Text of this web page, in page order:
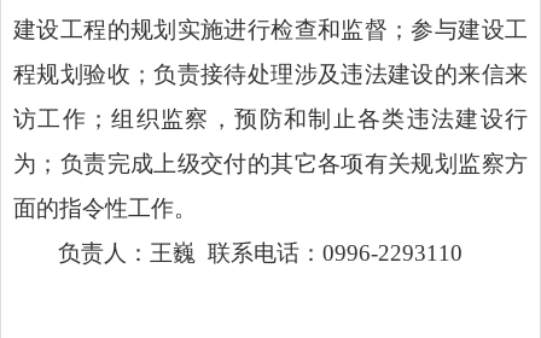
建设工程的规划实施进行检查和监督；参与建设工
程规划验收；负责接待处理涉及违法建设的来信来
访工作；组织监察 ，预防和制止各类违法建设行
为；负责完成 上级交付的其它各项有关规划 监察方
面的指令性工作。
负责人：王巍 联系电话：0996-2293110